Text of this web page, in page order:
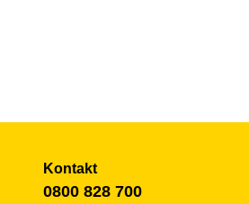
Kontakt
0800 828 700